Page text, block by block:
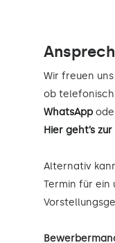
Wir freuen
ob
WhatsApp
Hier geht’s
Alternativ
Termin für ein